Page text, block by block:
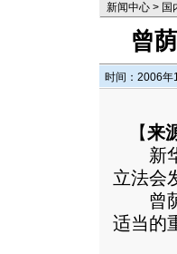
新闻中心 > 国
曾
时间：2006
【来
新华
立法会
曾荫
适当的